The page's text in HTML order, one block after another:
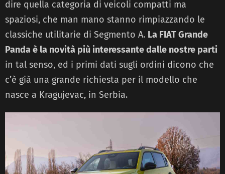
dire quella categoria di veicoli compatti ma
spaziosi, che man mano stanno rimpiazzando le
classiche utilitarie di Segmento A. La FIAT Grande
Panda è la novità più interessante dalle nostre parti
in tal senso, ed i primi dati sugli ordini dicono che
c’è già una grande richiesta per il modello che
nasce a Kragujevac, in Serbia.